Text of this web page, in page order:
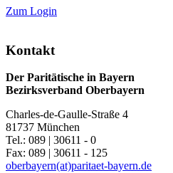
Zum Login
Kontakt
Der Paritätische in Bayern
Bezirksverband Oberbayern
Charles-de-Gaulle-Straße 4
81737 München
Tel.: 089 | 30611 - 0
Fax: 089 | 30611 - 125
oberbayern(at)paritaet-bayern.de